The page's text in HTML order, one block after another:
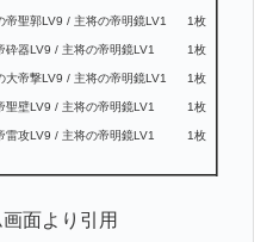
帝聖郭LV9 / 主将の帝明鏡LV1 1枚
砕器LV9 / 主将の帝明鏡LV1 1枚
大帝撃LV9 / 主将の帝明鏡LV1 1枚
聖壁LV9 / 主将の帝明鏡LV1 1枚
雷攻LV9 / 主将の帝明鏡LV1 1枚
面より引用